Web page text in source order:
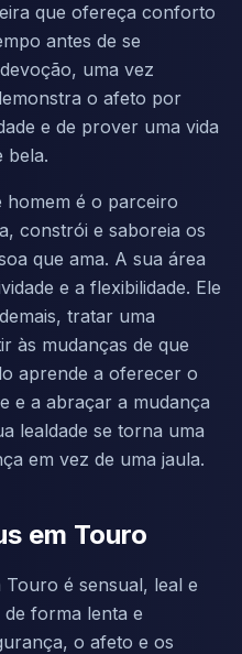
que ofereça conforto
antes de se
uma vez
o afeto por
e de prover uma vida
bela.
homem é o parceiro
constrói e saboreia os
que ama. A sua área
e a flexibilidade. Ele
tratar uma
às mudanças de que
aprende a oferecer o
e a abraçar a mudança
lealdade se torna uma
em vez de uma jaula.
em Touro
é sensual, leal e
de forma lenta e
o afeto e os